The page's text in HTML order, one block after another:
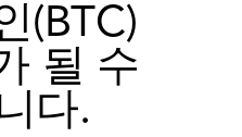
(BTC)
될 수
다.